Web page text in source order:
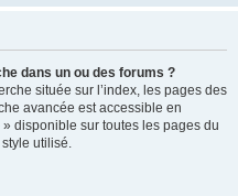
dans un ou des forums ?
située sur l’index, les pages des
avancée est accessible en
disponible sur toutes les pages du
utilisé.